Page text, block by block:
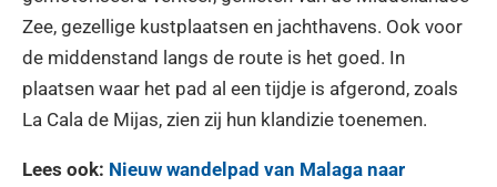
Zee, gezellige kustplaatsen en jachthavens. Ook voor
de middenstand langs de route is het goed. In
plaatsen waar het pad al een tijdje is afgerond, zoals
La Cala de Mijas, zien zij hun klandizie toenemen.
Lees ook: Nieuw wandelpad van Malaga naar